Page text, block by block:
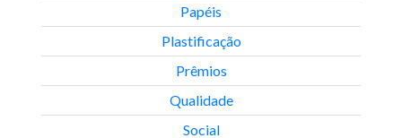
Papéis
Plastificação
Prêmios
Qualidade
Social